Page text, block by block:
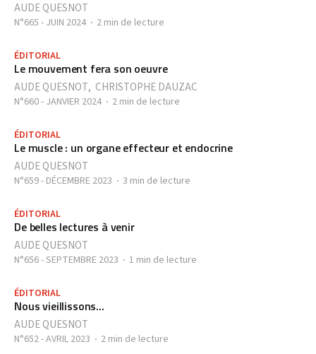
AUDE QUESNOT
N°665 - JUIN 2024 2 min de lecture
ÉDITORIAL
Le mouvement fera son oeuvre
AUDE QUESNOT, CHRISTOPHE DAUZAC
N°660 - JANVIER 2024 2 min de lecture
ÉDITORIAL
Le muscle : un organe effecteur et endocrine
AUDE QUESNOT
N°659 - DÉCEMBRE 2023 3 min de lecture
ÉDITORIAL
De belles lectures à venir
AUDE QUESNOT
N°656 - SEPTEMBRE 2023 1 min de lecture
ÉDITORIAL
Nous vieillissons...
AUDE QUESNOT
N°652 - AVRIL 2023 2 min de lecture